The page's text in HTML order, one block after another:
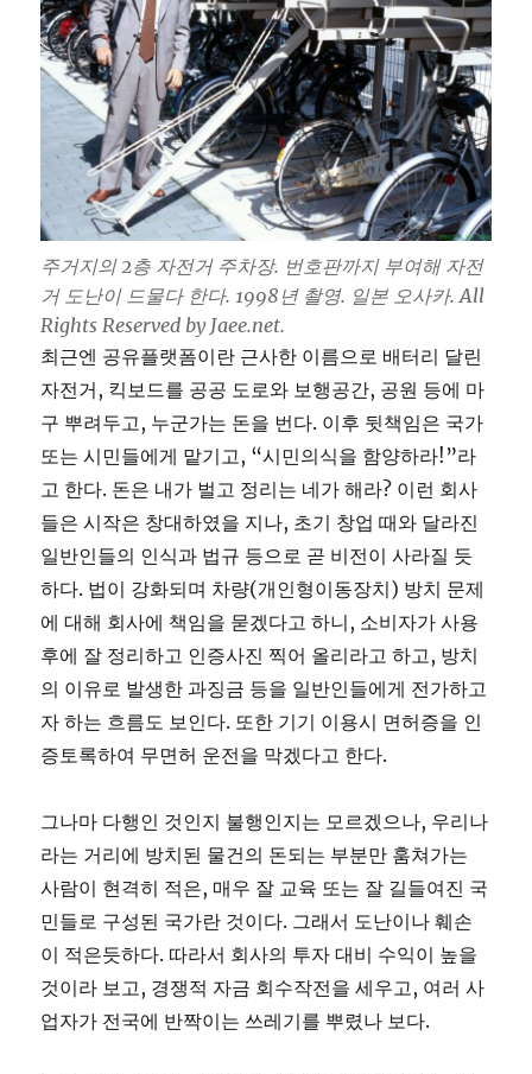
주거지의 2층 자전거 주차장. 번호판까지 부여해 자전
거 도난이 드물다 한다. 1998년 촬영. 일본 오사카. All
Rights Reserved by Jaee.net.
최근엔 공유플랫폼이란 근사한 이름으로 배터리 달린
자전거, 킥보드를 공공 도로와 보행공간, 공원 등에 마
구 뿌려두고, 누군가는 돈을 번다. 이후 뒷책임은 국가
또는 시민들에게 맡기고, “시민의식을 함양하라!”라
고 한다. 돈은 내가 벌고 정리는 네가 해라? 이런 회사
들은 시작은 창대하였을 지나, 초기 창업 때와 달라진
일반인들의 인식과 법규 등으로 곧 비전이 사라질 듯
하다. 법이 강화되며 차량(개인형이동장치) 방치 문제
에 대해 회사에 책임을 묻겠다고 하니, 소비자가 사용
후에 잘 정리하고 인증사진 찍어 올리라고 하고, 방치
의 이유로 발생한 과징금 등을 일반인들에게 전가하고
자 하는 흐름도 보인다. 또한 기기 이용시 면허증을 인
증토록하여 무면허 운전을 막겠다고 한다.
그나마 다행인 것인지 불행인지는 모르겠으나, 우리나
라는 거리에 방치된 물건의 돈되는 부분만 훔쳐가는
사람이 현격히 적은, 매우 잘 교육 또는 잘 길들여진 국
민들로 구성된 국가란 것이다. 그래서 도난이나 훼손
이 적은듯하다. 따라서 회사의 투자 대비 수익이 높을
것이라 보고, 경쟁적 자금 회수작전을 세우고, 여러 사
업자가 전국에 반짝이는 쓰레기를 뿌렸나 보다.